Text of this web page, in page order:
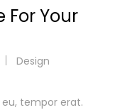
For Your
Design
tempor erat.